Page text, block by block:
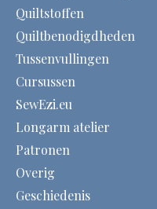
Quiltstoffen
Quiltbenodigdheden
Tussenvullingen
Cursussen
SewEzi.eu
Longarm atelier
Patronen
Overig
Geschiedenis